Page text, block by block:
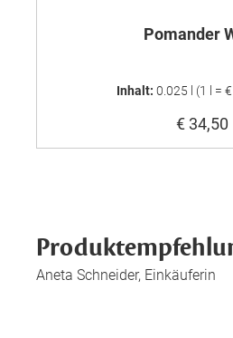
Pomander
Inhalt: 0.025 l (1 l =
€ 34,50
Aneta Schneider, Einkäuferin